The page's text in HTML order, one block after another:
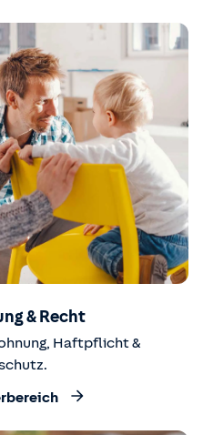
& Recht
Haftpflicht &